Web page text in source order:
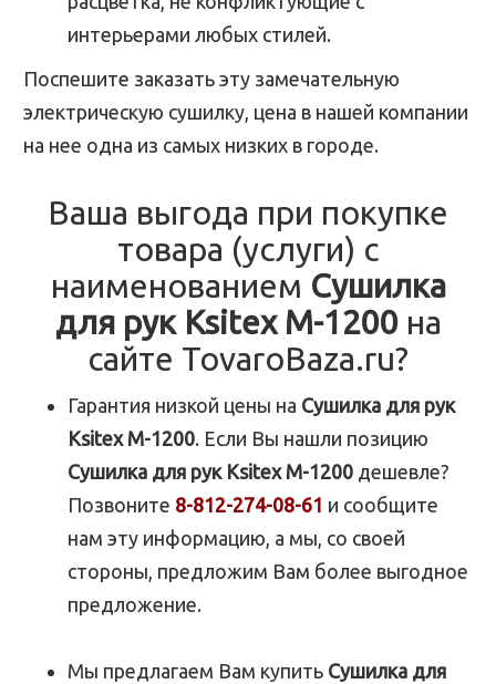
интерьерами любых стилей.
Поспешите заказать эту замечательную
электрическую сушилку, цена в нашей компании
на нее одна из самых низких в городе.
Ваша выгода при покупке
товара (услуги) с
наименованием Сушилка
для рук Ksitex M-1200на
сайте TovaroBaza.ru?
Гарантия низкой цены на Сушилка для рук
Ksitex M-1200. Если Вы нашли позицию
Сушилка для рук Ksitex M-1200 дешевле?
Позвоните 8-812-274-08-61 и сообщите
нам эту информацию, а мы, со своей
стороны, предложим Вам более выгодное
предложение.
Мы предлагаем Вам купить Сушилка для